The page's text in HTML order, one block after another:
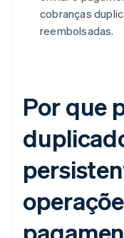
cobranças
reembolsadas.
Por que